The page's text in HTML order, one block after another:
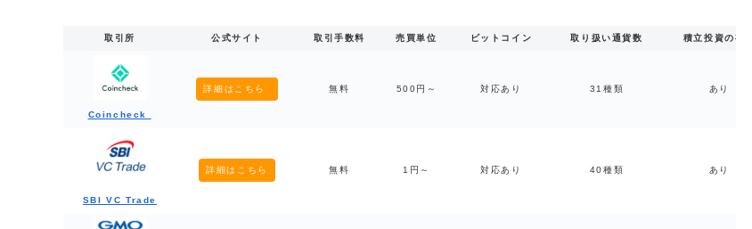
取引所 公式サイト 取引手数料 売買単位 ビットコイン 取り扱い通貨数 積立投資の有無
Coincheck
詳細はこちら 無料 500円～ 対応あり 31種類 あり
SBI VC Trade
詳細はこちら 無料 1円～ 対応あり 40種類 あり